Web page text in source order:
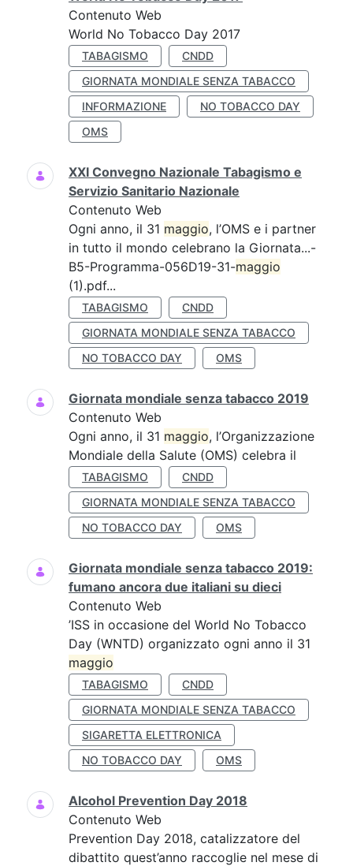
Contenuto Web
World No Tobacco Day 2017
TABAGISMO
CNDD
GIORNATA MONDIALE SENZA TABACCO
INFORMAZIONE
NO TOBACCO DAY
OMS
XXI Convegno Nazionale Tabagismo e
Servizio Sanitario Nazionale
Contenuto Web
Ogni anno, il 31 maggio, l’OMS e i partner
in tutto il mondo celebrano la Giornata...-
B5-Programma-056D19-31-maggio
(1).pdf...
TABAGISMO
CNDD
GIORNATA MONDIALE SENZA TABACCO
NO TOBACCO DAY
OMS
Giornata mondiale senza tabacco 2019
Contenuto Web
Ogni anno, il 31 maggio, l’Organizzazione
Mondiale della Salute (OMS) celebra il
TABAGISMO
CNDD
GIORNATA MONDIALE SENZA TABACCO
NO TOBACCO DAY
OMS
Giornata mondiale senza tabacco 2019:
fumano ancora due italiani su dieci
Contenuto Web
’ISS in occasione del World No Tobacco
Day (WNTD) organizzato ogni anno il 31
maggio
TABAGISMO
CNDD
GIORNATA MONDIALE SENZA TABACCO
SIGARETTA ELETTRONICA
NO TOBACCO DAY
OMS
Alcohol Prevention Day 2018
Contenuto Web
Prevention Day 2018, catalizzatore del
dibattito quest’anno raccoglie nel mese di